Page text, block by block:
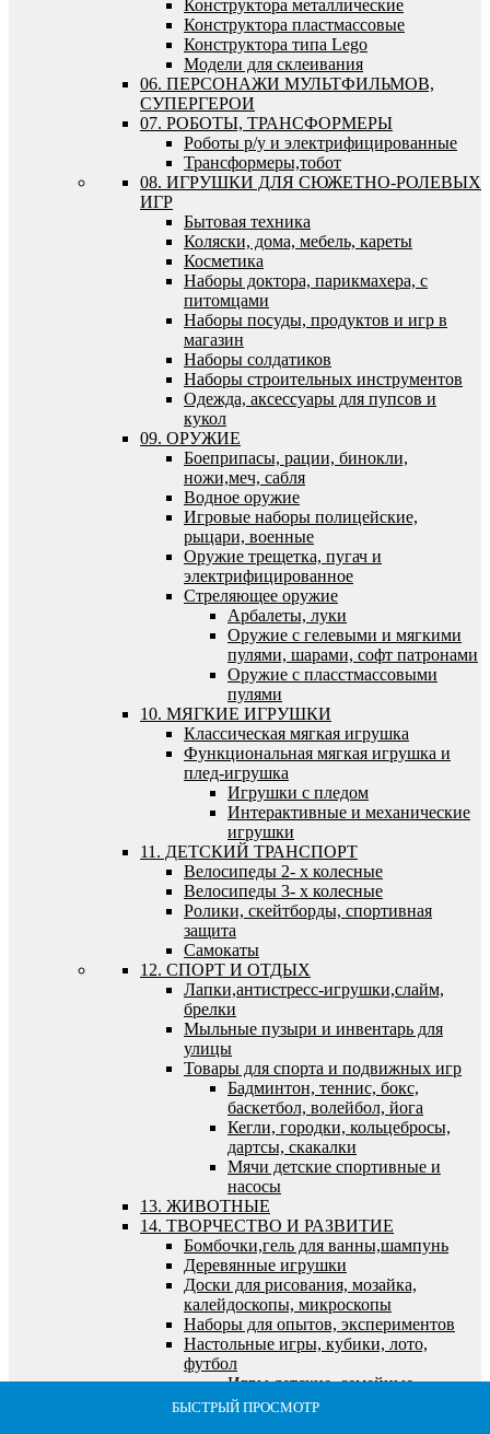
БЫСТРЫЙ ПРОСМОТР
БЫСТРЫЙ ПРОСМОТР
БЫСТРЫЙ ПРОСМОТР
БЫСТРЫЙ ПРОСМОТР
БЫСТРЫЙ ПРОСМОТР
Конструктора металлические
Конструктора пластмассовые
Конструктора типа Lego
Модели для склеивания
06. ПЕРСОНАЖИ МУЛЬТФИЛЬМОВ,
СУПЕРГЕРОИ
07. РОБОТЫ, ТРАНСФОРМЕРЫ
Роботы р/у и электрифицированные
Трансформеры,тобот
08. ИГРУШКИ ДЛЯ СЮЖЕТНО-РОЛЕВЫХ
ИГР
Бытовая техника
Коляски, дома, мебель, кареты
Косметика
Наборы доктора, парикмахера, с
питомцами
Наборы посуды, продуктов и игр в
магазин
Наборы солдатиков
Наборы строительных инструментов
Одежда, аксессуары для пупсов и
кукол
09. ОРУЖИЕ
Боеприпасы, рации, бинокли,
ножи,меч, сабля
Водное оружие
Игровые наборы полицейские,
рыцари, военные
Оружие трещетка, пугач и
электрифицированное
Стреляющее оружие
Арбалеты, луки
Оружие с гелевыми и мягкими
пулями, шарами, софт патронами
Оружие с пласстмассовыми
пулями
10. МЯГКИЕ ИГРУШКИ
Классическая мягкая игрушка
Функциональная мягкая игрушка и
плед-игрушка
Игрушки с пледом
Интерактивные и механические
игрушки
11. ДЕТСКИЙ ТРАНСПОРТ
Велосипеды 2- х колесные
Велосипеды 3- х колесные
Ролики, скейтборды, спортивная
защита
Самокаты
12. СПОРТ И ОТДЫХ
Лапки,антистресс-игрушки,слайм,
брелки
Мыльные пузыри и инвентарь для
улицы
Товары для спорта и подвижных игр
Бадминтон, теннис, бокс,
баскетбол, волейбол, йога
Кегли, городки, кольцебросы,
дартсы, скакалки
Мячи детские спортивные и
насосы
13. ЖИВОТНЫЕ
14. ТВОРЧЕСТВО И РАЗВИТИЕ
Бомбочки,гель для ванны,шампунь
Деревянные игрушки
Доски для рисования, мозайка,
калейдоскопы, микроскопы
Наборы для опытов, экспериментов
Настольные игры, кубики, лото,
футбол
Игры детские, семейные,
экономические